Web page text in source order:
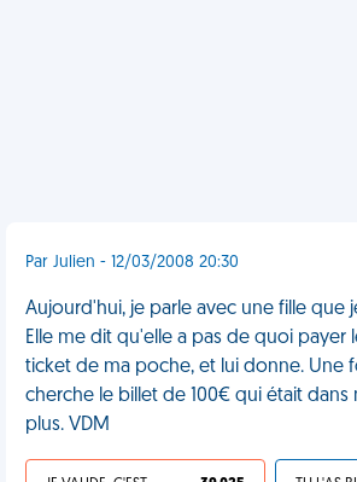
Par Julien - 12/03/2008 20:30
Aujourd'hui, je parle avec une fille que
Elle me dit qu'elle a pas de quoi payer
ticket de ma poche, et lui donne. Une
cherche le billet de 100€ qui était dans
plus. VDM